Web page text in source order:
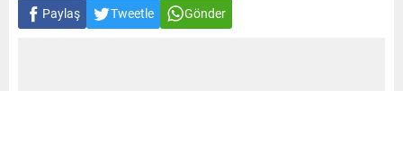
Paylaş Tweetle Gönder